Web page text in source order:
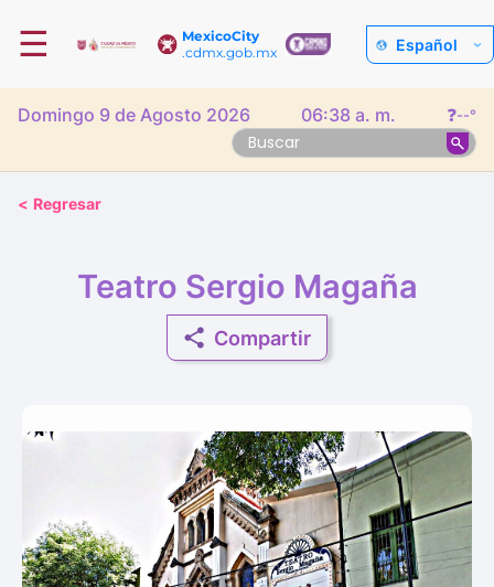
MexicoCity
.cdmx.gob.mx
☰ Español
Domingo 9 de Agosto 2026 06:38 a. m. ❓--°
< Regresar
Teatro Sergio Magaña
Compartir